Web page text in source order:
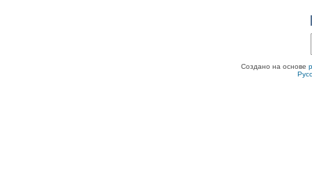
Создано на основе